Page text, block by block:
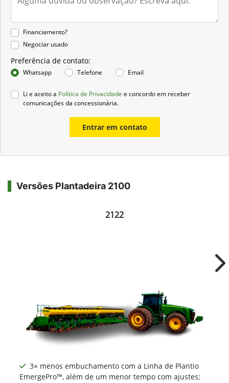
Financiamento?
Negociar usado
Preferência de contato:
Whatsapp Telefone Email
Li e aceito a Política de Privacidade e concordo em receber
comunicações da concessionária.
Entrar em contato
Versões Plantadeira 2100
2122
3× menos embuchamento com a Linha de Plantio
EmergePro™, além de um menor tempo com ajustes;